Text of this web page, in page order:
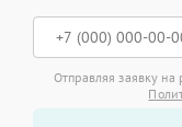
Отправляя заявку на